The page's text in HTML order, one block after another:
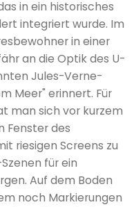
in ein historisches
integriert wurde. Im
in einer
an die Optik des U-
Jules-Verne-
Meer" erinnert. Für
man sich vor kurzem
Fenster des
riesigen Screens zu
für ein
Auf dem Boden
noch Markierungen